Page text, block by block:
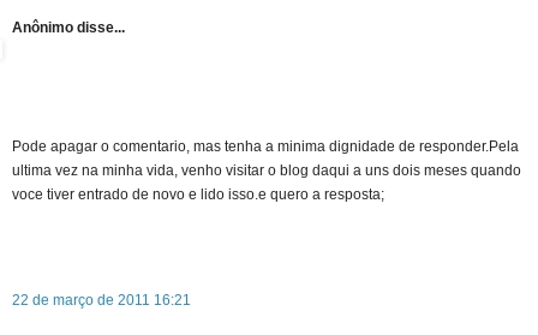
Anônimo disse...
Pode apagar o comentario, mas tenha a minima dignidade de responder.Pela
ultima vez na minha vida, venho visitar o blog daqui a uns dois meses quando
voce tiver entrado de novo e lido isso.e quero a resposta;
22 de março de 2011 16:21